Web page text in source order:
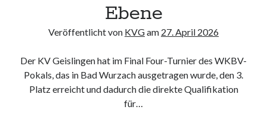
Ebene
Veröffentlicht von KVGam 27. April 2026
Der KV Geislingen hat im Final Four-Turnier des WKBV-
Pokals, das in Bad Wurzach ausgetragen wurde, den 3.
Platz erreicht und dadurch die direkte Qualifikation
für…